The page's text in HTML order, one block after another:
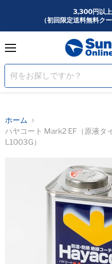
3,300円以上
（初回限定送料無料ク
ニ
ュ
ー
ホーム
ハヤコート Mark2 EF（原液タ
L1003G）